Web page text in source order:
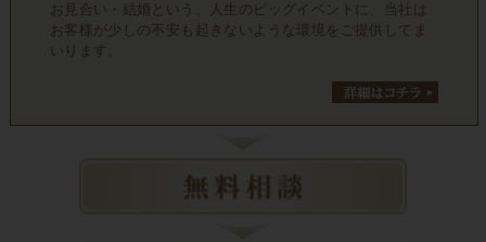
お見合い・結婚という、人生のビッグイベントに、当社は
お客様が少しの不安も起きないような環境をご提供してま
いります。